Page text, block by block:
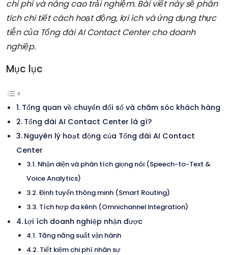
chi phí và nâng cao trải nghiệm. Bài viết này sẽ phân
tích chi tiết cách hoạt động, lợi ích và ứng dụng thực
tiễn của Tổng đài AI Contact Center cho doanh
nghiệp.
Mục lục
Tổng quan về chuyển đổi số và chăm sóc khách hàng
Tổng đài AI Contact Center là gì?
Nguyên lý hoạt động của Tổng đài AI Contact
Center
Nhận diện và phân tích giọng nói (Speech-to-Text &
Voice Analytics)
Định tuyến thông minh (Smart Routing)
Tích hợp đa kênh (Omnichannel Integration)
Lợi ích doanh nghiệp nhận được
Tăng năng suất vận hành
Tiết kiệm chi phí nhân sự